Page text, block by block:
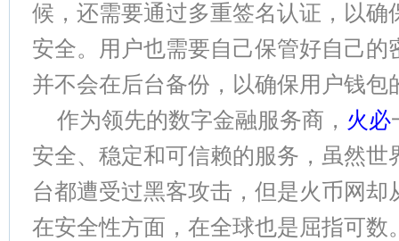
候，还需要通过多重签名认证，以确
安全。用户也需要自己保管好自己的
并不会在后台备份，以确保用户钱包
作为领先的数字金融服务商， 火必
安全、稳定和可信赖的服务，虽然世
台都遭受过黑客攻击，但是火币网却
在安全性方面，在全球也是屈指可数